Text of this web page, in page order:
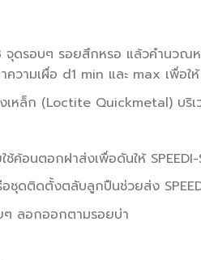
จุดรอบๆ รอยสึกหรอ แล้วคำนวณ
วามเผื่อ d1 min และ max เพื่อใ
เหล็ก (Loctite Quickmetal) บริ
ค้อนตอกฝาส่งเพื่อดันให้
ชุดติดตั้งตลับลูกปืนช่วยส่ง
ๆ ลอกออกตามรอยบ่า